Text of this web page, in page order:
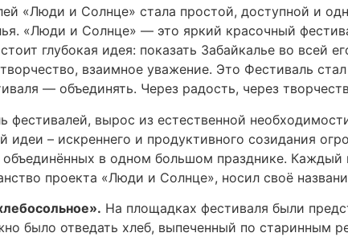
«Люди и Солнце» стала простой, доступной и
«Люди и Солнце» — это яркий красочный
глубокая идея: показать Забайкалье во всей
взаимное уважение. Это Фестиваль
— объединять. Через радость, через
фестивалей, вырос из естественной
– искреннего и продуктивного созидания
в одном большом празднике.
проекта «Люди и Солнце», носил своё
На площадках фестиваля были
было отведать хлеб, выпеченный по старинным